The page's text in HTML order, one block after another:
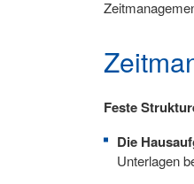
Feste
Die
Unterlagen